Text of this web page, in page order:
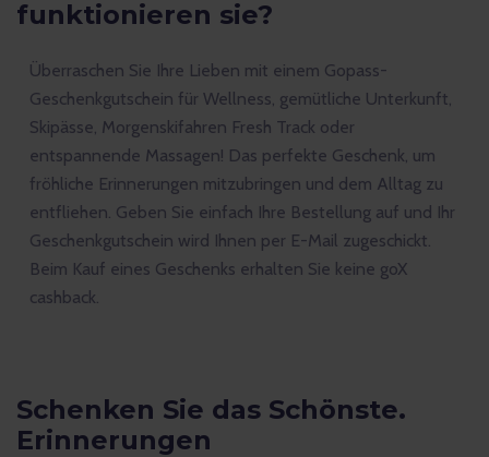
funktionieren sie?
Überraschen Sie Ihre Lieben mit einem Gopass-
Geschenkgutschein für Wellness, gemütliche Unterkunft,
Skipässe, Morgenskifahren Fresh Track oder
entspannende Massagen! Das perfekte Geschenk, um
fröhliche Erinnerungen mitzubringen und dem Alltag zu
entfliehen. Geben Sie einfach Ihre Bestellung auf und Ihr
Geschenkgutschein wird Ihnen per E-Mail zugeschickt.
Beim Kauf eines Geschenks erhalten Sie keine goX
cashback.
Schenken Sie das Schönste.
Erinnerungen